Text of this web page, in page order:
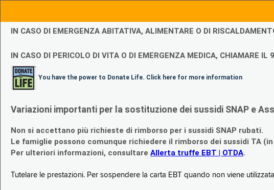
IN CASO DI EMERGENZA ABITATIVA, ALIMENTARE O DI
IN CASO DI PERICOLO DI VITA O DI EMERGENZA MEDICA, CHIAMARE IL
You have the power to Donate Life. Click here for more information
Variazioni importanti per la sostituzione dei sussidi SNAP e
Non si accettano più richieste di rimborso per i sussidi SNAP rubati.
Le famiglie possono comunque richiedere il rimborso dei sussidi TA
Per ulteriori informazioni, consultare Allerta truffe EBT | OTDA.
Tutelare le prestazioni. Per sospendere la carta EBT quando non viene